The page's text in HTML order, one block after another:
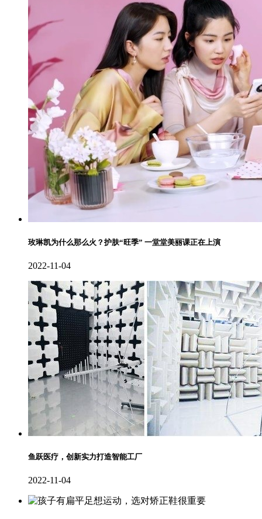
玫琳凯为什么那么火？护肤“旺季” 一堂堂美丽课正在上演
2022-11-04
鱼跃医疗，创新实力打造智能工厂
2022-11-04